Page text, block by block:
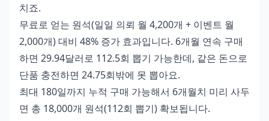
치죠.
무료로 얻는 원석(일일 의뢰 월 4,200개 + 이벤트 월
2,000개) 대비 48% 증가 효과입니다. 6개월 연속 구매
하면 29.94달러로 112.5회 뽑기 가능한데, 같은 돈으로
단품 충전하면 24.75회밖에 못 뽑아요.
최대 180일까지 누적 구매 가능해서 6개월치 미리 사두
면 총 18,000개 원석(112회 뽑기) 확보됩니다.